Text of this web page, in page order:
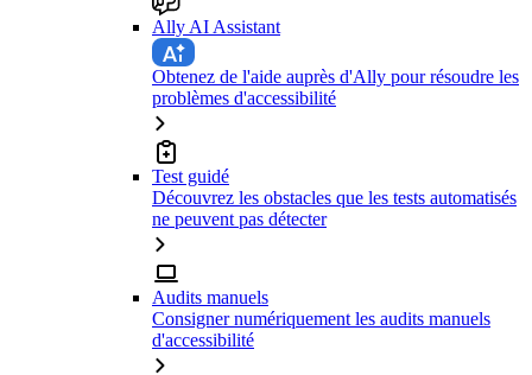
Ally AI Assistant
Obtenez de l'aide auprès d'Ally pour résoudre les
problèmes d'accessibilité
Test guidé
Découvrez les obstacles que les tests automatisés
ne peuvent pas détecter
Audits manuels
Consigner numériquement les audits manuels
d'accessibilité